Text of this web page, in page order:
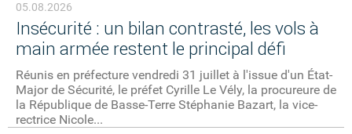
05.08.2026
Insécurité : un bilan contrasté, les vols à
main armée restent le principal défi
Réunis en préfecture vendredi 31 juillet à l'issue d'un État-
Major de Sécurité, le préfet Cyrille Le Vély, la procureure de
la République de Basse-Terre Stéphanie Bazart, la vice-
rectrice Nicole...